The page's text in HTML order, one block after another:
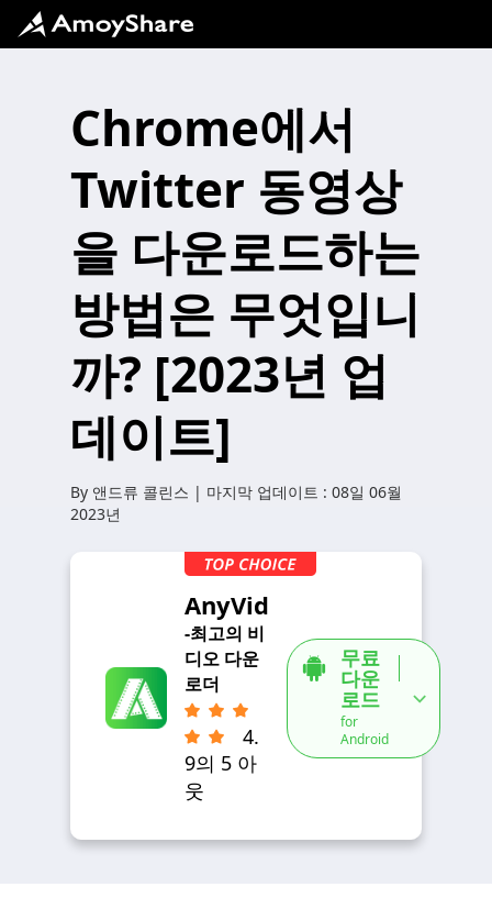
Chrome에서
Twitter 동영상
을 다운로드하는
방법은 무엇입니
까? [2023년 업
데이트]
By 앤드류 콜린스 | 마지막 업데이트 : 08일 06월
2023년
AnyVid
-최고의 비
디오 다운
로더
4.
9의 5 아
웃
무료
다운
로드
for
Android